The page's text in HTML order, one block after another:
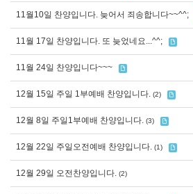
11월10일 찬양입니다. 늦어서 죄송합니다~~^^;
11월 17일 찬양입니다. 또 늦었네요...^^;
11월 24일 찬양입니다~~~
12월 15일 주일 1부예배 찬양입니다. (2)
12월 8일 주일1부예배 찬양입니다. (3)
12월 22일 주일오전예배 찬양입니다. (1)
12월 29일 오전찬양입니다. (2)